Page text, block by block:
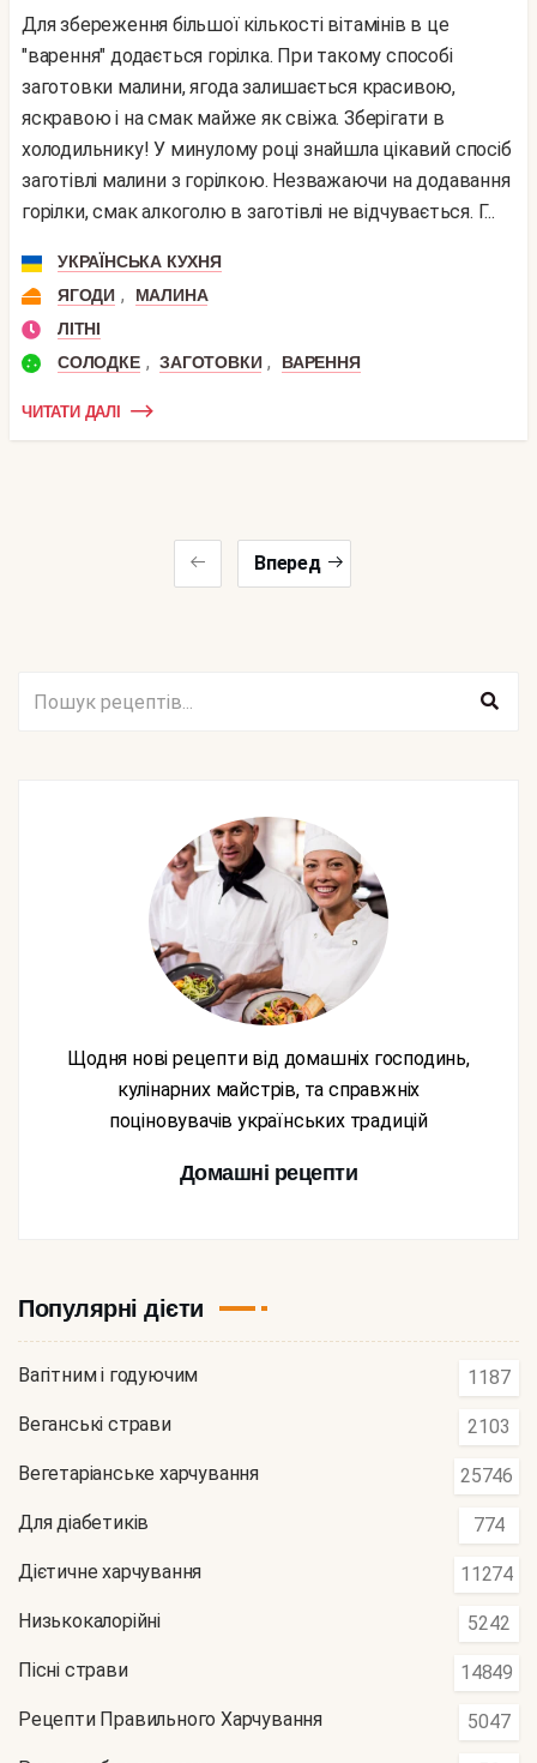
Для збереження більшої кількості вітамінів в це
"варення" додається горілка. При такому способі
заготовки малини, ягода залишається красивою,
яскравою і на смак майже як свіжа. Зберігати в
холодильнику! У минулому році знайшла цікавий спосіб
заготівлі малини з горілкою. Незважаючи на додавання
горілки, смак алкоголю в заготівлі не відчувається. Г...
УКРАЇНСЬКА КУХНЯ
ЯГОДИ ,
МАЛИНА
ЛІТНІ
СОЛОДКЕ , ЗАГОТОВКИ , ВАРЕННЯ
ЧИТАТИ ДАЛІ
Вперед
Щодня нові рецепти від домашніх господинь,
кулінарних майстрів, та справжніх
поціновувачів українських традицій
Домашні рецепти
Популярні дієти
Вагітним і годуючим 1187
Веганські страви 2103
Вегетаріанське харчування 25746
Для діабетиків 774
Дієтичне харчування 11274
Низькокалорійні 5242
Пісні страви 14849
Рецепти Правильного Харчування 5047